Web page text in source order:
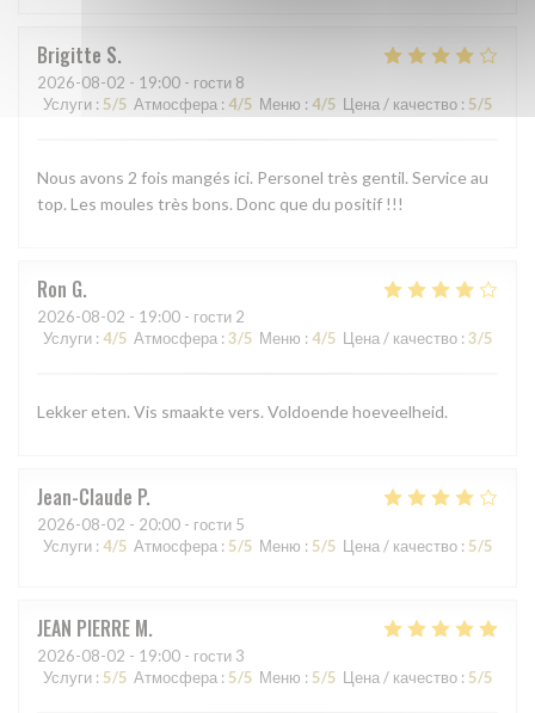
Brigitte S
2026-08-02 - 19:00 - гости 8
Услуги : 5/5 Атмосфера : 4/5 Меню : 4/5 Цена / качество : 5/5
Nous avons 2 fois mangés ici. Personel très gentil. Service au
top. Les moules très bons. Donc que du positif !!!
Ron G
2026-08-02 - 19:00 - гости 2
Услуги : 4/5 Атмосфера : 3/5 Меню : 4/5 Цена / качество : 3/5
Lekker eten. Vis smaakte vers. Voldoende hoeveelheid.
Jean-Claude P
2026-08-02 - 20:00 - гости 5
Услуги : 4/5 Атмосфера : 5/5 Меню : 5/5 Цена / качество : 5/5
JEAN PIERRE M
2026-08-02 - 19:00 - гости 3
Услуги : 5/5 Атмосфера : 5/5 Меню : 5/5 Цена / качество : 5/5